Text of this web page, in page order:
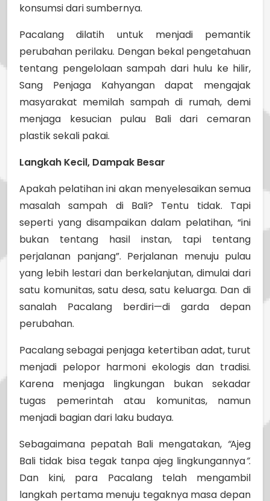
konsumsi dari sumbernya.
Pacalang dilatih untuk menjadi pemantik
perubahan perilaku. Dengan bekal pengetahuan
tentang pengelolaan sampah dari hulu ke hilir,
Sang Penjaga Kahyangan dapat mengajak
masyarakat memilah sampah di rumah, demi
menjaga kesucian pulau Bali dari cemaran
plastik sekali pakai.
Langkah Kecil, Dampak Besar
Apakah pelatihan ini akan menyelesaikan semua
masalah sampah di Bali? Tentu tidak. Tapi
seperti yang disampaikan dalam pelatihan, “ini
bukan tentang hasil instan, tapi tentang
perjalanan panjang”. Perjalanan menuju pulau
yang lebih lestari dan berkelanjutan, dimulai dari
satu komunitas, satu desa, satu keluarga. Dan di
sanalah Pacalang berdiri—di garda depan
perubahan.
Pacalang sebagai penjaga ketertiban adat, turut
menjadi pelopor harmoni ekologis dan tradisi.
Karena menjaga lingkungan bukan sekadar
tugas pemerintah atau komunitas, namun
menjadi bagian dari laku budaya.
Sebagaimana pepatah Bali mengatakan, “Ajeg
Bali tidak bisa tegak tanpa ajeg lingkungannya”.
Dan kini, para Pacalang telah mengambil
langkah pertama menuju tegaknya masa depan